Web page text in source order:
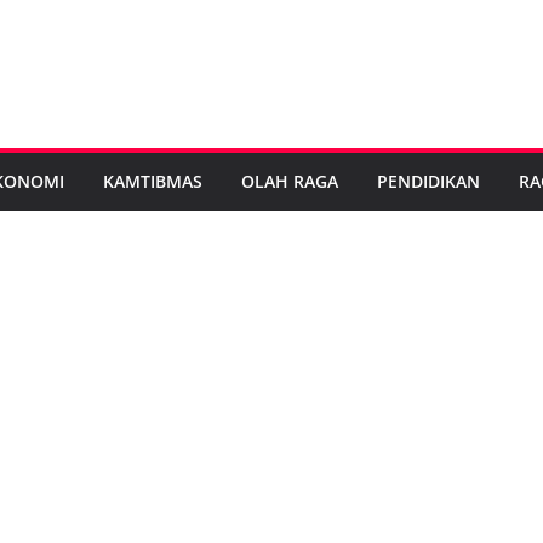
KAMTIBMAS OLAH RAGA PENDIDIKAN